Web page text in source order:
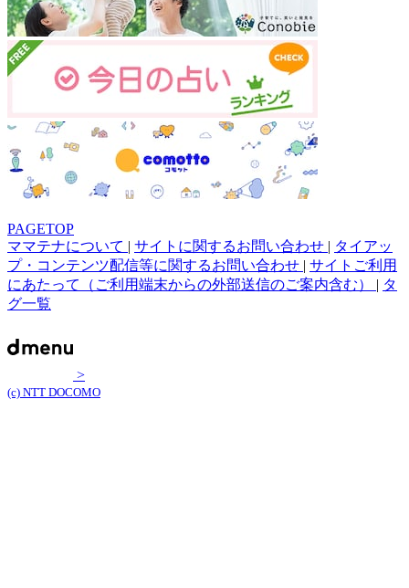
PAGETOP
ママテナについて | サイトに関するお問い合わせ | タイアッ
プ・コンテンツ配信等に関するお問い合わせ | サイトご利用
にあたって（ご利用端末からの外部送信のご案内含む） | タ
グ一覧
>
(c) NTT DOCOMO